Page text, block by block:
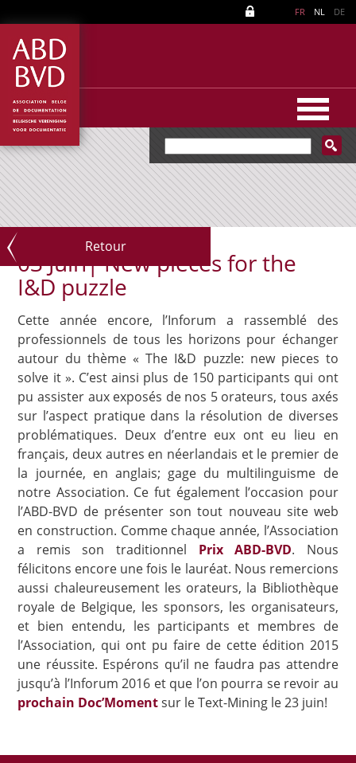
FR NL DE
Retour
03 Juin|New pieces for the
I&D puzzle
Cette année encore, l’Inforum a rassemblé des
professionnels de tous les horizons pour échanger
autour du thème « The I&D puzzle: new pieces to
solve it ». C’est ainsi plus de 150 participants qui ont
pu assister aux exposés de nos 5 orateurs, tous axés
sur l’aspect pratique dans la résolution de diverses
problématiques. Deux d’entre eux ont eu lieu en
français, deux autres en néerlandais et le premier de
la journée, en anglais; gage du multilinguisme de
notre Association. Ce fut également l’occasion pour
l’ABD-BVD de présenter son tout nouveau site web
en construction. Comme chaque année, l’Association
a remis son traditionnel Prix ABD-BVD. Nous
félicitons encore une fois le lauréat. Nous remercions
aussi chaleureusement les orateurs, la Bibliothèque
royale de Belgique, les sponsors, les organisateurs,
et bien entendu, les participants et membres de
l’Association, qui ont pu faire de cette édition 2015
une réussite. Espérons qu’il ne faudra pas attendre
jusqu’à l’Inforum 2016 et que l’on pourra se revoir au
prochain Doc’Momentsur le Text-Mining le 23 juin!